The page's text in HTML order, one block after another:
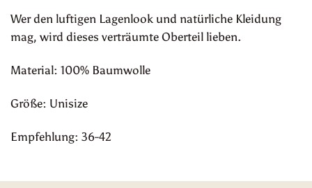
Wer den luftigen Lagenlook und natürliche Kleidung
mag, wird dieses verträumte Oberteil lieben.
Material: 100% Baumwolle
Größe: Unisize
Empfehlung: 36-42